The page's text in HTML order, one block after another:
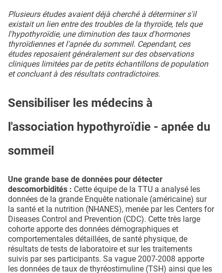
Plusieurs études avaient déjà cherché à déterminer s'il
existait un lien entre des troubles de la thyroïde, tels que
l'hypothyroïdie, une diminution des taux d'hormones
thyroïdiennes et l'apnée du sommeil. Cependant, ces
études reposaient généralement sur des observations
cliniques limitées par de petits échantillons de population
et concluant à des résultats contradictoires.
Sensibiliser les médecins à
l'association hypothyroïdie - apnée du
sommeil
Une grande base de données pour détecter
descomorbidités : Cette équipe de la TTU a analysé les
données de la grande Enquête nationale (américaine) sur
la santé et la nutrition (NHANES), menée par les Centers for
Diseases Control and Prevention (CDC). Cette très large
cohorte apporte des données démographiques et
comportementales détaillées, de santé physique, de
résultats de tests de laboratoire et sur les traitements
suivis par ses participants. Sa vague 2007-2008 apporte
les données de taux de thyréostimuline (TSH) ainsi que les